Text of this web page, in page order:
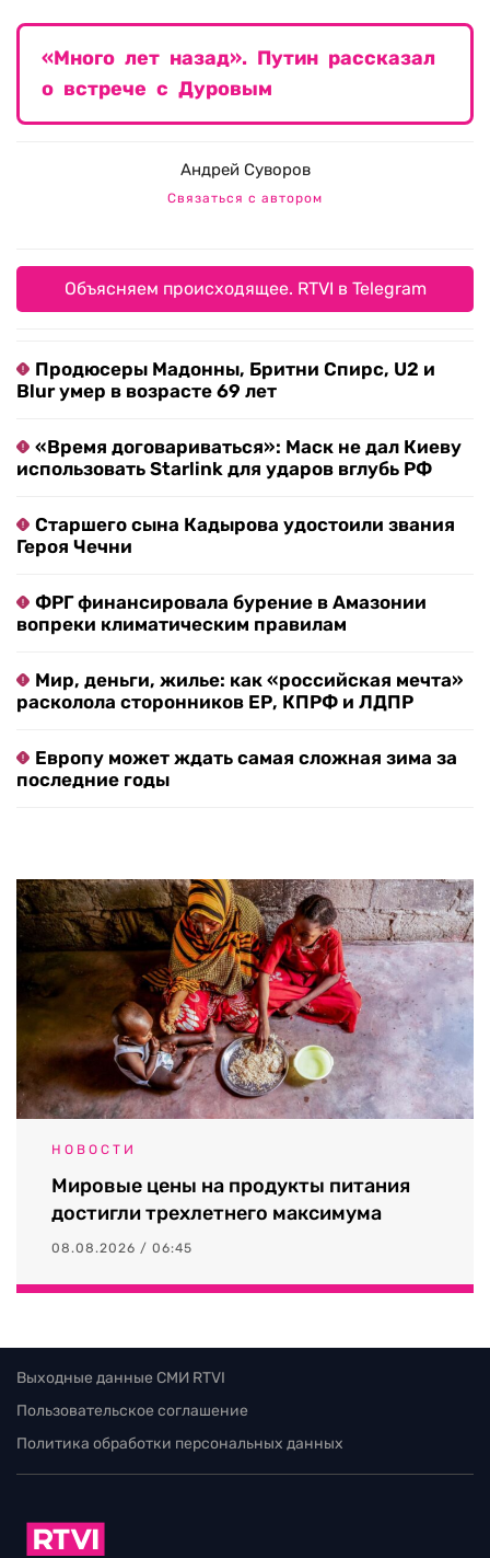
«Много лет назад». Путин рассказал
о встрече с Дуровым
Андрей Суворов
Связаться с автором
Объясняем происходящее. RTVI в Telegram
Продюсеры Мадонны, Бритни Спирс, U2 и
Blur умер в возрасте 69 лет
«Время договариваться»: Маск не дал Киеву
использовать Starlink для ударов вглубь РФ
Старшего сына Кадырова удостоили звания
Героя Чечни
ФРГ финансировала бурение в Амазонии
вопреки климатическим правилам
Мир, деньги, жилье: как «российская мечта»
расколола сторонников ЕР, КПРФ и ЛДПР
Европу может ждать самая сложная зима за
последние годы
НОВОСТИ
Мировые цены на продукты питания
достигли трехлетнего максимума
08.08.2026 / 06:45
Выходные данные СМИ RTVI
Пользовательское соглашение
Политика обработки персональных данных